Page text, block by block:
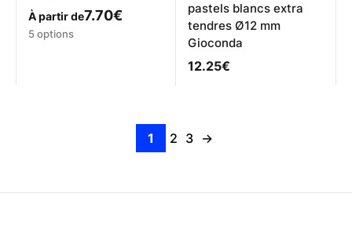
À partir de7.70€
Ce
sur
5 options
pastels blancs extra
tendres Ø12 mm
Gioconda
12.25€
1 2 3 →